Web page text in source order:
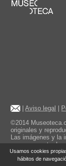
Usamos cookies
hábitos de
|Aviso legal
©2014
originales y
Las imágenes y
museos mostrados